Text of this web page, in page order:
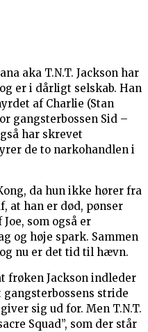
aka T.N.T. Jackson har
er i dårligt selskab. Han
af Charlie (Stan
gangsterbossen Sid –
har skrevet
de to narkohandlen i
da hun ikke hører fra
at han er død, pønser
som også er
og høje spark. Sammen
nu er det tid til hævn.
frøken Jackson indleder
gangsterbossens stride
sig ud for. Men T.N.T.
Squad”, som der står